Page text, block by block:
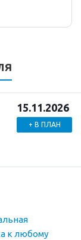
15.11.2026
+ В ПЛАН
к любому